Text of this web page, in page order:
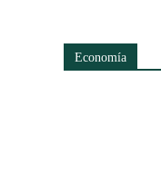
Economía